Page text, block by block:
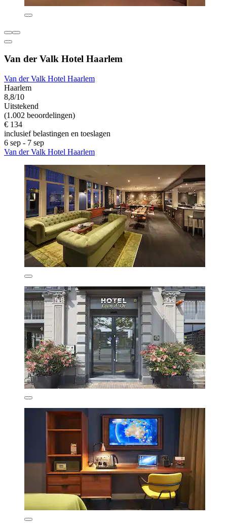
Van der Valk Hotel Haarlem
Van der Valk Hotel Haarlem
Haarlem
8,8/10
Uitstekend
(1.002 beoordelingen)
€ 134
inclusief belastingen en toeslagen
6 sep - 7 sep
Van der Valk Hotel Haarlem